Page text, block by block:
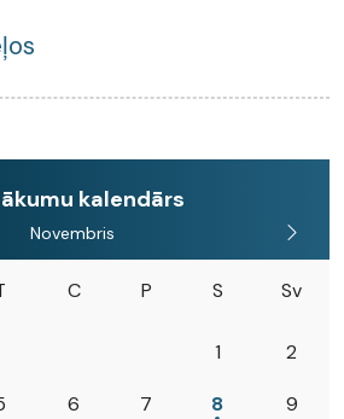
kalendārs
Novembris
C P S Sv
1 2
6 7 8 9